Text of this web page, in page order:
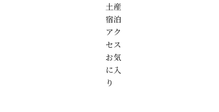
土産
宿泊
アク
セス
お気
に入
り